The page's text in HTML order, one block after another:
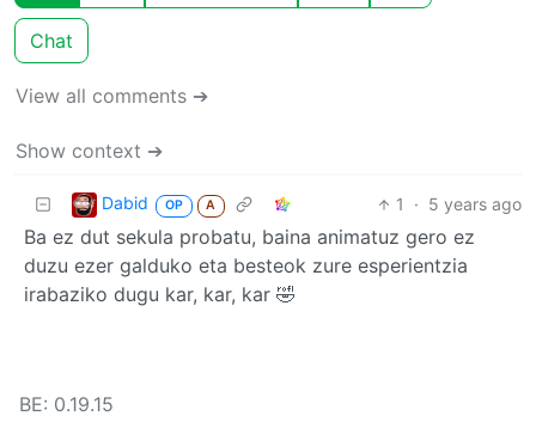
Chat
View all comments ➔
Show context ➔
Dabid OP A 1 · 5 years ago
Ba ez dut sekula probatu, baina animatuz gero ez
duzu ezer galduko eta besteok zure esperientzia
irabaziko dugu kar, kar, kar 🤣
BE: 0.19.15